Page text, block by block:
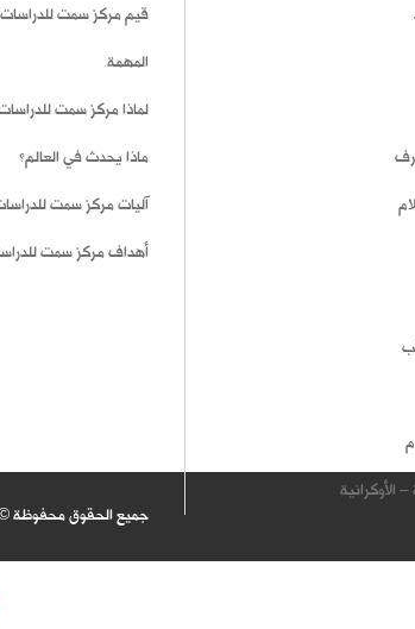
الأوكرانية
قيم مركز سمت للدراسات
المهمة
لماذا مركز سمت
ماذا يحدث في العالم؟
آليات مركز سمت
أهداف مركز سمت
جميع الحقوق محفوظة